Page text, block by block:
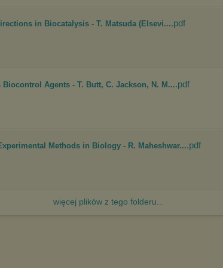
in Biocatalysis - T. Matsuda (Elsevi....pdf
Biocontrol Agents - T. Butt, C. Jackson, N. M....pdf
Methods in Biology - R. Maheshwar....pdf
więcej plików z tego folderu...